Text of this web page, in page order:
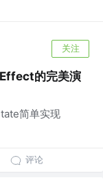
关注
的完美演
简单实现
评论